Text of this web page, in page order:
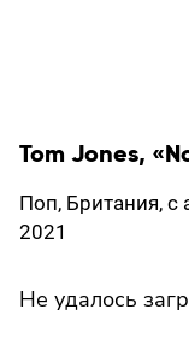
Tom Jones,
Поп, Британия, с
2021
Не удалось